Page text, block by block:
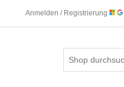
Anmelden / Registrierung